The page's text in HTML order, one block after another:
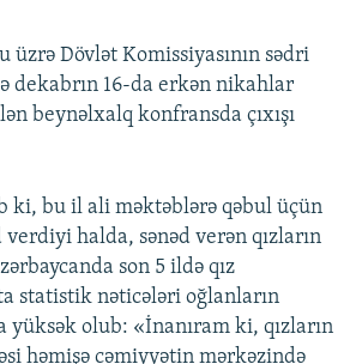
üzrə Dövlət Komissiyasının sədri
dekabrın 16-da erkən nikahlar
beynəlxalq konfransda çıxışı
ki, bu il ali məktəblərə qəbul üçün
halda, sənəd verən qızların
son 5 ildə qız
statistik nəticələri oğlanların
yüksək olub: «İnanıram ki, qızların
həmişə cəmiyyətin mərkəzində